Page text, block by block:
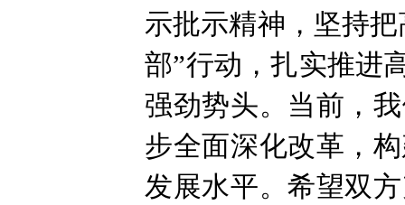
示批示精神，坚持
部”行动，扎实推进
强劲势头。当前，
步全面深化改革，
发展水平。希望双